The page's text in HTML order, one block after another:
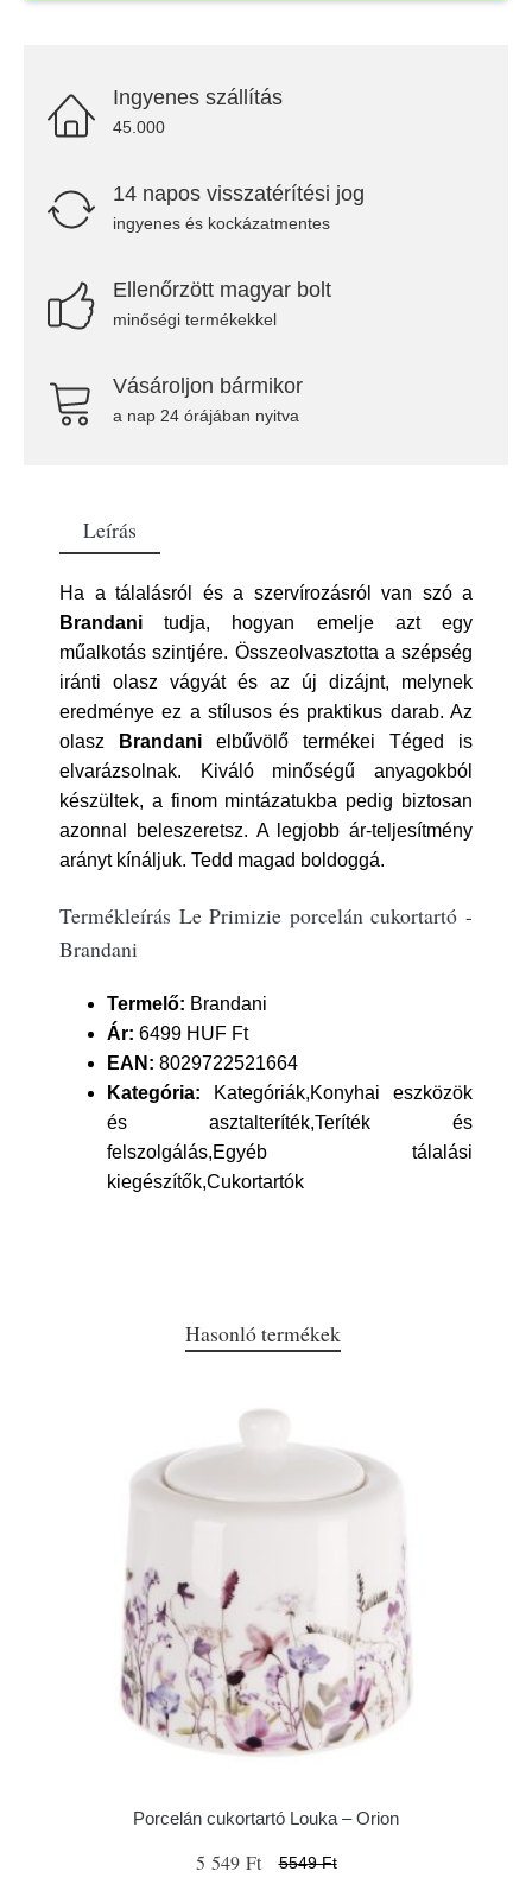
Ingyenes szállítás
45.000
14 napos visszatérítési jog
ingyenes és kockázatmentes
Ellenőrzött magyar bolt
minőségi termékekkel
Vásároljon bármikor
a nap 24 órájában nyitva
Leírás
Ha a tálalásról és a szervírozásról van szó a
Brandani tudja, hogyan emelje azt egy
műalkotás szintjére. Összeolvasztotta a szépség
iránti olasz vágyát és az új dizájnt, melynek
eredménye ez a stílusos és praktikus darab. Az
olasz
Brandani elbűvölő termékei Téged is
elvarázsolnak. Kiváló minőségű anyagokból
készültek, a finom mintázatukba pedig biztosan
azonnal beleszeretsz. A legjobb ár-teljesítmény
arányt kínáljuk. Tedd magad boldoggá.
Termékleírás Le Primizie porcelán cukortartó -
Brandani
Termelő: Brandani
Ár: 6499 HUF Ft
EAN: 8029722521664
Kategória: Kategóriák,Konyhai eszközök
és asztalteríték,Teríték és
felszolgálás,Egyéb tálalási
kiegészítők,Cukortartók
Hasonló termékek
Porcelán cukortartó Louka – Orion
5 549 Ft 5549 Ft